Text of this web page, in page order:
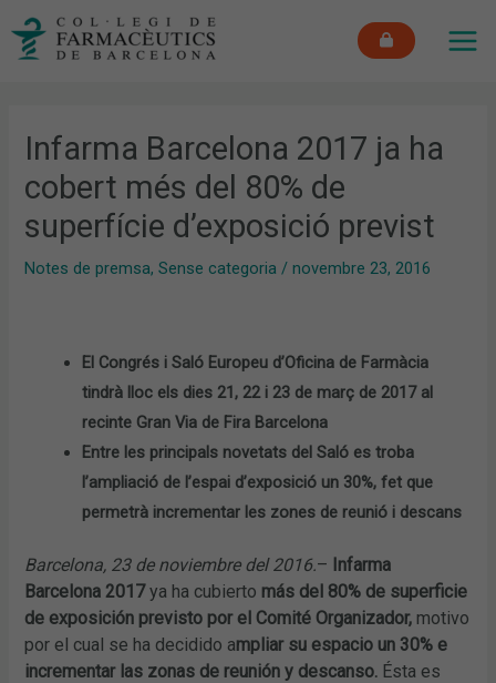
Infarma Barcelona 2017 ja ha
cobert més del 80% de
superfície d’exposició previst
Notes de premsa,Sense categoria /novembre 23, 2016
El Congrés i Saló Europeu d’Oficina de Farmàcia
tindrà lloc els dies 21, 22 i 23 de març de 2017 al
recinte Gran Via de Fira Barcelona
Entre les principals novetats del Saló es troba
l’ampliació de l’espai d’exposició un 30%, fet que
permetrà incrementar les zones de reunió i descans
Barcelona, 23 de noviembre del 2016.– Infarma
Barcelona 2017ya ha cubierto más del 80% de superficie
de exposición previsto por el Comité Organizador, motivo
por el cual se ha decidido ampliar su espacio un 30% e
incrementar las zonas de reunión y descanso. Ésta es